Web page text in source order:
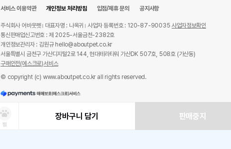
찜
장바구니 담기 판매중지
서비스 이용약관 개인정보 처리방침 입점/제휴 문의 공지사항
주식회사 어바웃펫 대표자명 : 나옥귀 사업자 등록번호 : 120-87-90035사업자정보확인
통신판매업신고번호 : 제 2025-서울금천-2382호
개인정보관리자 : 김원규 hello@aboutpet.co.kr
서울특별시 금천구 가산디지털2로 144, 현대테라타워 가산DK 507호, 508호 (가산동)
구매안전(에스크로)서비스
© copyright (c) www.aboutpet.co.kr all rights reserved.